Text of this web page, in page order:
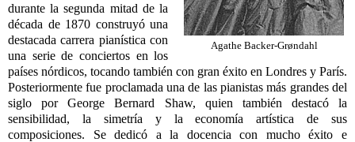
Agathe Backer-Grøndahl
durante la segunda mitad de la
década de 1870 construyó una
destacada carrera pianística con
una serie de conciertos en los
países nórdicos, tocando también con gran éxito en Londres y París.
Posteriormente fue proclamada una de las pianistas más grandes del
siglo por George Bernard Shaw, quien también destacó la
sensibilidad, la simetría y la economía artística de sus
composiciones. Se dedicó a la docencia con mucho éxito e